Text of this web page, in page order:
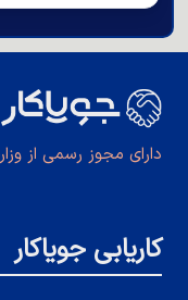
دارای مجوز رسمی از
کاریابی جویاکار